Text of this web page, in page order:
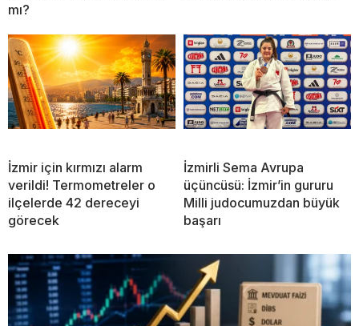
mı?
İzmir için kırmızı alarm
verildi! Termometreler o
ilçelerde 42 dereceyi
görecek
İzmirli Sema Avrupa
üçüncüsü: İzmir’in gururu
Milli judocumuzdan büyük
başarı